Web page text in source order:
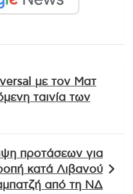
με τον Ματ
ταινία των
προτάσεων για
κατά Λιβανού
από τη ΝΔ